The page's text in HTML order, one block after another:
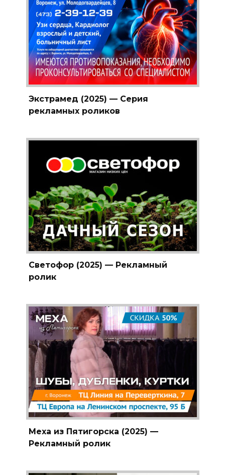
Экстрамед (2025) — Серия
рекламных роликов
Светофор (2025) — Рекламный
ролик
Меха из Пятигорска (2025) —
Рекламный ролик